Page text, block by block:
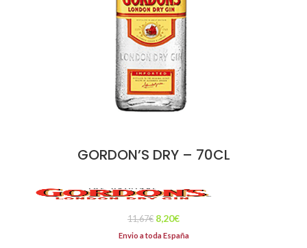
GORDON’S DRY – 70CL
11,67€ 8,20€
Envio a toda España